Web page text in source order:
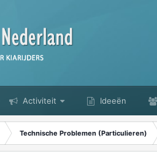
Activiteit Ideeën
Technische Problemen (Particulieren)